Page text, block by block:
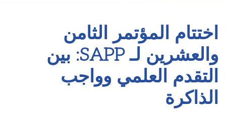
اختتام المؤتمر الثامن
والعشرين لـ SAPP: بين
التقدم العلمي وواجب
الذاكرة